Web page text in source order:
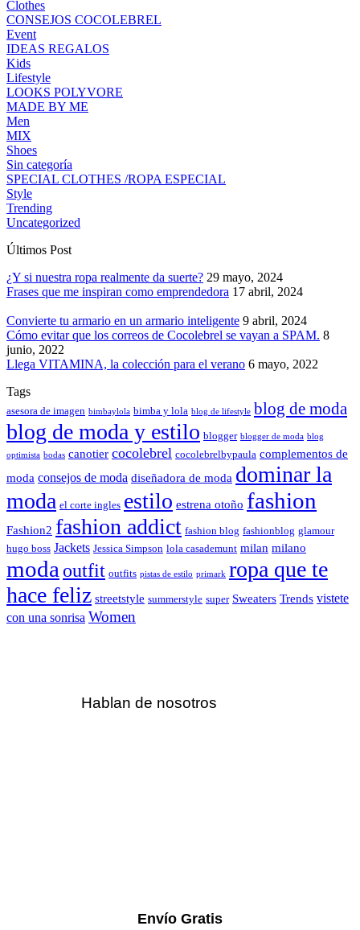
Clothes
CONSEJOS COCOLEBREL
Event
IDEAS REGALOS
Kids
Lifestyle
LOOKS POLYVORE
MADE BY ME
Men
MIX
Shoes
Sin categoría
SPECIAL CLOTHES /ROPA ESPECIAL
Style
Trending
Uncategorized
Últimos Post
¿Y si nuestra ropa realmente da suerte? 29 mayo, 2024
Frases que me inspiran como emprendedora 17 abril, 2024
Convierte tu armario en un armario inteligente 9 abril, 2024
Cómo evitar que los correos de Cocolebrel se vayan a SPAM. 8
junio, 2022
Llega VITAMINA, la colección para el verano 6 mayo, 2022
Tags
asesora de imagen bimbaylola bimba y lola blog de lifestyle blog de moda
blog de moda y estilo blogger blogger de moda blog
optimista bodas canotier cocolebrel cocolebrelbypaula complementos de
moda consejos de moda diseñadora de moda dominar la
moda el corte ingles estilo estrena otoño fashion
Fashion2 fashion addict fashion blog fashionblog glamour
hugo boss Jackets Jessica Simpson lola casademunt milan milano
moda outfit outfits pistas de estilo primark ropa que te
hace feliz streetstyle summerstyle super Sweaters Trends vistete
con una sonrisa Women
Hablan de nosotros
Envío Gratis